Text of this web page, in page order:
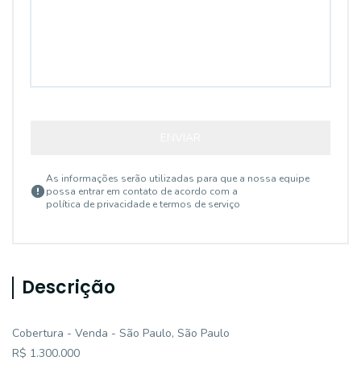
As informações serão utilizadas para que a nossa equipe
possa entrar em contato de acordo com a
política de privacidade e termos de serviço
Descrição
Cobertura - Venda - São Paulo, São Paulo
R$ 1.300.000